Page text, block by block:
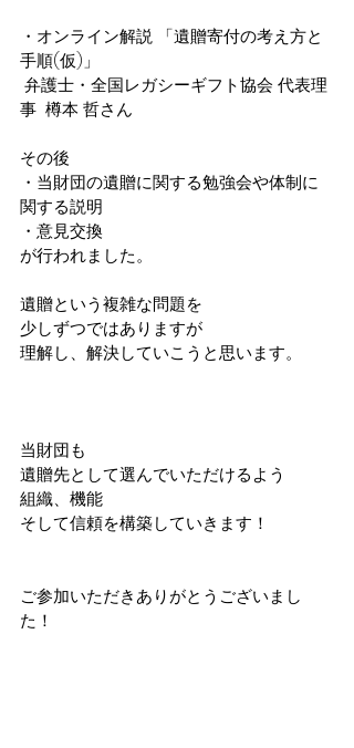
・オンライン解説 「遺贈寄付の考え方と
手順(仮)」
事  樽本 哲さん
その後
・当財団の遺贈に関する勉強会や体制に
関する説明
・意見交換
が行われました。
遺贈という複雑な問題を
少しずつではありますが
理解し、解決していこうと思います。
当財団も
遺贈先として選んでいただけるよう
組織、機能
そして信頼を構築していきます！
ご参加いただきありがとうございまし
た！